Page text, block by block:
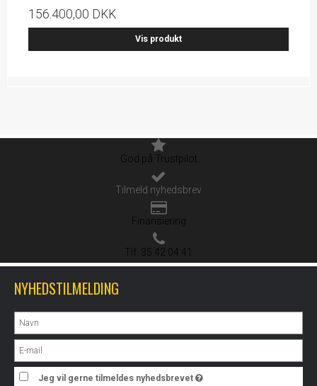
156.400,00 DKK
Vis produkt
God på Trustpilot
Tilmeld nyhedsbrev
Finansiering
Tlf. 35 42 04 41
NYHEDSTILMELDING
Jeg vil gerne tilmeldes nyhedsbrevet